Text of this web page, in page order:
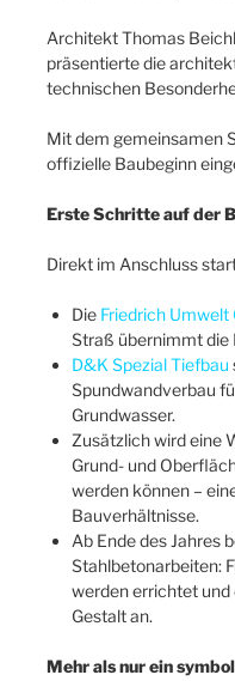
Architekt Thomas
präsentierte die
technischen
Mit dem gemeinsamen
offizielle Baubeginn
Erste Schritte auf der
Direkt im Anschluss
Die Friedrich Umwelt
Straß übernimmt die
D&K Spezial Tiefbau
Spundwandverbau
Grundwasser.
Zusätzlich wird eine
Grund- und
werden können –
Bauverhältnisse.
Ab Ende des Jahres
Stahlbetonarbeiten:
werden errichtet
Gestalt an.
Mehr als nur ein